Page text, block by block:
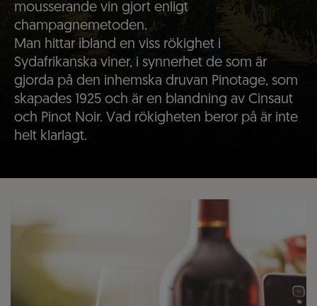
mousserande vin gjort enligt
champagnemetoden.
Man hittar ibland en viss rökighet i
Sydafrikanska viner, i synnerhet de som är
gjorda på den inhemska druvan Pinotage, som
skapades 1925 och är en blandning av Cinsaut
och Pinot Noir. Vad rökigheten beror på är inte
helt klarlagt.